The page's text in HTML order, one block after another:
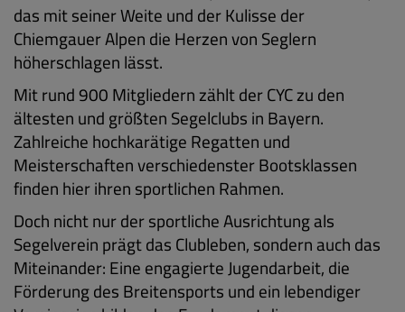
das mit seiner Weite und der Kulisse der
Chiemgauer Alpen die Herzen von Seglern
höherschlagen lässt.
Mit rund 900 Mitgliedern zählt der CYC zu den
ältesten und größten Segelclubs in Bayern.
Zahlreiche hochkarätige Regatten und
Meisterschaften verschiedenster Bootsklassen
finden hier ihren sportlichen Rahmen.
Doch nicht nur der sportliche Ausrichtung als
Segelverein prägt das Clubleben, sondern auch das
Miteinander: Eine engagierte Jugendarbeit, die
Förderung des Breitensports und ein lebendiger